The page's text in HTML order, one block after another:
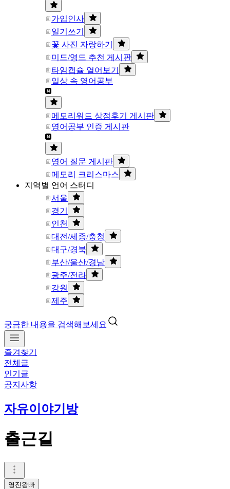
가입인사
일기쓰기
꽃 사진 자랑하기
미드/영드 추천 게시판
타임캡슐 열어보기
일상 속 영어공부
메모리워드 상점후기 게시판
영어공부 인증 게시판
영어 질문 게시판
메모리 크리스마스
지역별 언어 스터디
서울
경기
인천
대전/세종/충청
대구/경북
부산/울산/경남
광주/전라
강원
제주
궁금한 내용을 검색해보세요
즐겨찾기
전체글
인기글
공지사항
자유이야기방
출근길
영진왕빠